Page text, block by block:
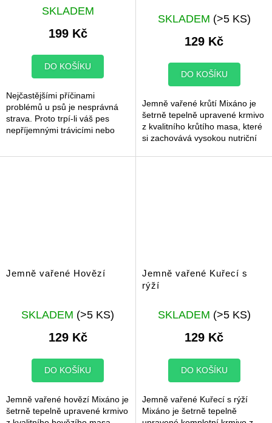
A
Průměrné
hodnocení
produktu
je
z
SKLADEM
199 Kč
DO KOŠÍKU
Nejčastějšími příčinami
problémů u psů je nesprávná
strava. Proto trpí-li váš pes
nepříjemnými trávicími nebo
SKLADEM (>5 KS)
129 Kč
DO KOŠÍKU
Jemně vařené krůtí Mixáno je
šetrně tepelně upravené krmivo
z kvalitního krůtího masa, které
si zachovává vysokou nutriční
Jemně vařené Hovězí
SKLADEM (>5 KS)
129 Kč
DO KOŠÍKU
Jemně vařené hovězí Mixáno je
šetrně tepelně upravené krmivo
Jemně vařené Kuřecí s
rýží
SKLADEM (>5 KS)
129 Kč
DO KOŠÍKU
Jemně vařené Kuřecí s rýží
Mixáno je šetrně tepelně